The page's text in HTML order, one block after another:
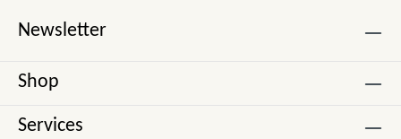
Newsletter
Shop
Services